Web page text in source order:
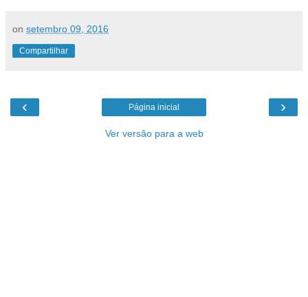
on setembro 09, 2016
Compartilhar
‹ ›
Página inicial
Ver versão para a web